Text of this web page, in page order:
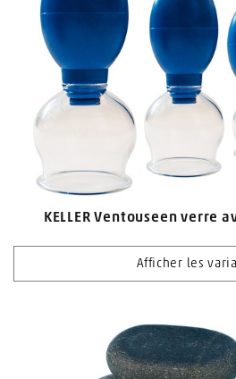
KELLER Ventouseen verre
Afficher les